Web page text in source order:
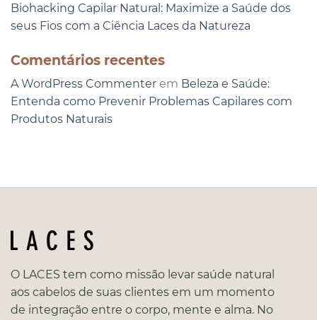
Biohacking Capilar Natural: Maximize a Saúde dos
seus Fios com a Ciência Laces da Natureza
Comentários recentes
A WordPress Commenter em Beleza e Saúde:
Entenda como Prevenir Problemas Capilares com
Produtos Naturais
O LACES tem como missão levar saúde natural
aos cabelos de suas clientes em um momento
de integração entre o corpo, mente e alma. No